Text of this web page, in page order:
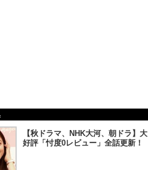
【秋ドラマ、NHK大河、朝ドラ】大
好評「忖度0レビュー」全話更新！